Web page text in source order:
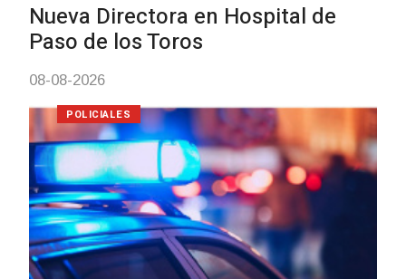
Investigación de policías de
Tacuarembó permitió
Brasil una camioneta hurtada
Villa Ansina
04-08-2026
NOTICIAS